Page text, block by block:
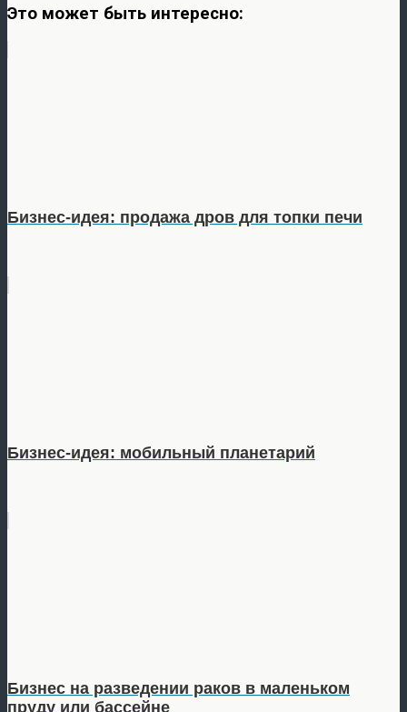
Это может быть интересно:
Бизнес-идея: продажа дров для топки печи
Бизнес-идея: мобильный планетарий
Бизнес на разведении раков в маленьком
пруду или бассейне